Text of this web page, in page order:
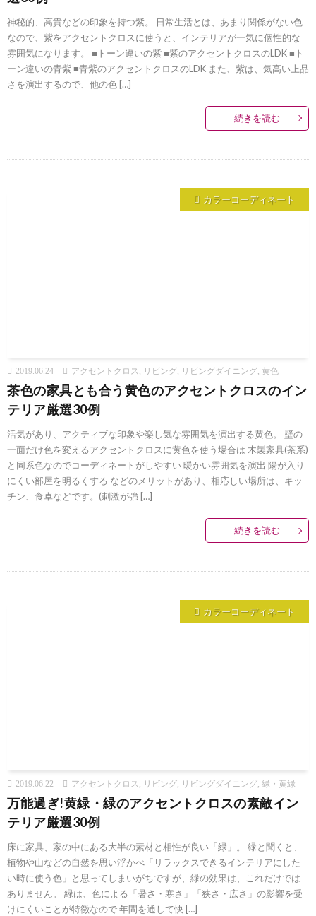
神秘的、高貴などの印象を持つ紫。 日常生活とは、あまり関係がない色
なので、紫をアクセントクロスに使うと、インテリアが一気に個性的な
雰囲気になります。 ■トーン違いの紫 ■紫のアクセントクロスのLDK ■ト
ーン違いの青紫 ■青紫のアクセントクロスのLDK また、紫は、気高い上品
さを演出するので、他の色 […]
続きを読む
カラーコーディネート
2019.06.24 アクセントクロス , リビング, リビングダイニング, 黄色
茶色の家具とも合う黄色のアクセントクロスのイン
テリア厳選30例
活気があり、アクティブな印象や楽し気な雰囲気を演出する黄色。 壁の
一面だけ色を変えるアクセントクロスに黄色を使う場合は 木製家具(茶系)
と同系色なのでコーディネートがしやすい 暖かい雰囲気を演出 陽が入り
にくい部屋を明るくする などのメリットがあり、相応しい場所は、キッ
チン、食卓などです。(刺激が強 […]
続きを読む
カラーコーディネート
2019.06.22 アクセントクロス , リビング, リビングダイニング, 緑・黄緑
万能過ぎ!黄緑・緑のアクセントクロスの素敵イン
テリア厳選30例
床に家具、家の中にある大半の素材と相性が良い「緑」。 緑と聞くと、
植物や山などの自然を思い浮かべ「リラックスできるインテリアにした
い時に使う色」と思ってしまいがちですが、緑の効果は、これだけでは
ありません。 緑は、色による「暑さ・寒さ」「狭さ・広さ」の影響を受
けにくいことが特徴なので 年間を通して快 […]